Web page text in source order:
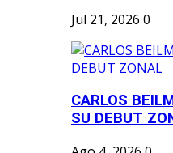
Jul 21, 2026 0
CARLOS
SU DEBUT